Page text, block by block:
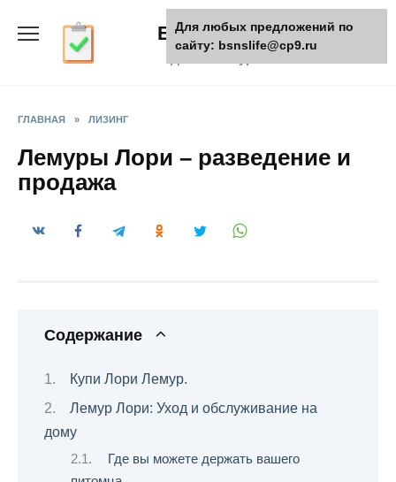
БизнесЖизнь
ГЛАВНАЯ » ЛИЗИНГ
Лемуры Лори – разведение и
продажа
Содержание
Купи Лори Лемур.
Лемур Лори: Уход и обслуживание на
дому
Где вы можете держать вашего
Для любых предложений по
сайту: bsnslife@cp9.ru